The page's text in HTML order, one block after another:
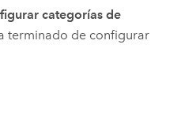
categorías de
terminado de configurar